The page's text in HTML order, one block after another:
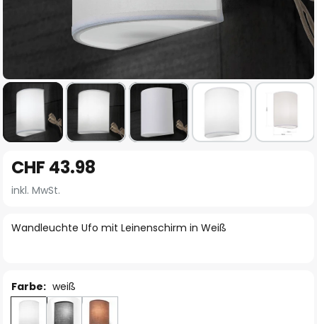
Anfang
der
springen
Wandleuchte Ufo mit Leinenschirm in Weiß
CHF 43.98
inkl. MwSt.
Farbe: weiß